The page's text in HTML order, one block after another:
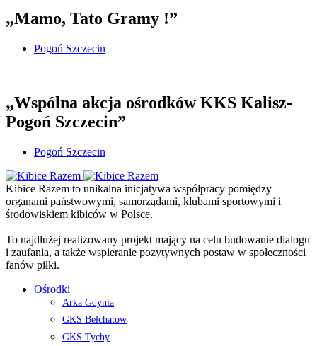
„Mamo, Tato Gramy !”
Pogoń Szczecin
„Wspólna akcja ośrodków KKS Kalisz-
Pogoń Szczecin”
Pogoń Szczecin
Kibice Razem to unikalna inicjatywa współpracy pomiędzy
organami państwowymi, samorządami, klubami sportowymi i
środowiskiem kibiców w Polsce.
To najdłużej realizowany projekt mający na celu budowanie dialogu
i zaufania, a także wspieranie pozytywnych postaw w społeczności
fanów piłki.
Ośrodki
Arka Gdynia
GKS Bełchatów
GKS Tychy